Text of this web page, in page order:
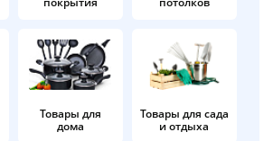
Товары для
дома
Товары для сада
и отдыха
сегодня только
любого банка